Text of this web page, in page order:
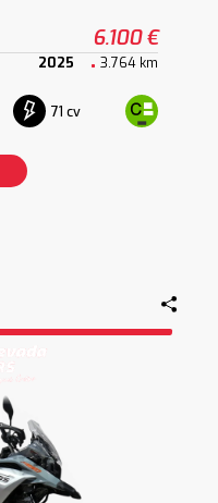
6.100 €
2025 3.764 km
71 cv